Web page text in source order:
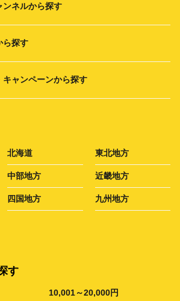
ンネルから探す
ら探す
キャンペーンから探す
北海道 東北地方
中部地方 近畿地方
四国地方 九州地方
す
10,001～20,000円